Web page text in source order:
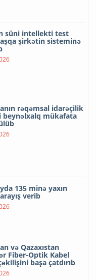
süni intellekti test
şirkətin sisteminə
rəqəmsal idarəçilik
beynəlxalq mükafata
135 minə yaxın
verib
və Qazaxıstan
Fiber-Optik Kabel
başa çatdırıb